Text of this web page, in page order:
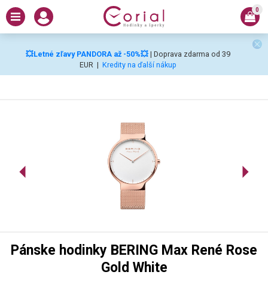
💥Letné zľavy PANDORA až -50%💥 | Doprava zdarma od 39
EUR | Kredity na ďalší nákup
0
Pánske hodinky BERING Max René Rose
Gold White